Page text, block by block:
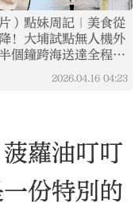
片）點妹周記｜美食從
！大埔試點無人機外
個鐘跨海送達全程自
2026.04.16 04:23
蘿油叮叮
份特別的